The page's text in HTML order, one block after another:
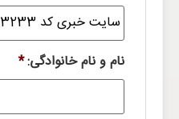
نام و نام خانوادگی:*